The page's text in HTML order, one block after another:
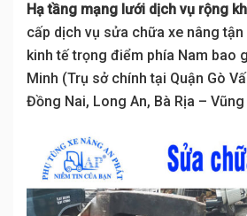
Hạ tầng mạng lưới dịch vụ rộng
cấp dịch vụ sửa chữa xe nâng
kinh tế trọng điểm phía Nam bao
Minh (Trụ sở chính tại Quận Gò
Đồng Nai, Long An, Bà Rịa – Vũng